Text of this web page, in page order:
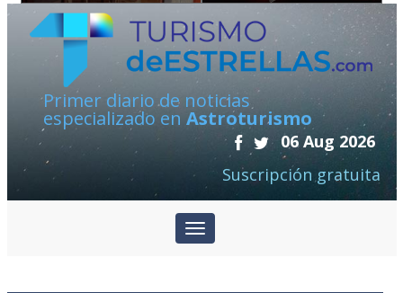
Primer diario de noticias
especializado en Astroturismo
06 Aug 2026
Suscripción gratuita